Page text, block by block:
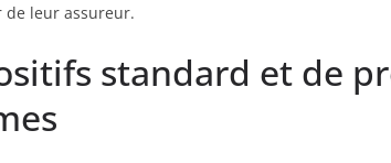
de leur assureur.
standard et de